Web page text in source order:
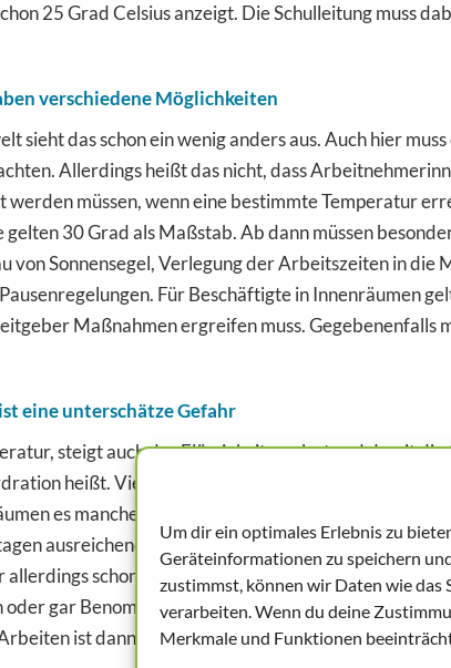
Um dir ein optimales Erlebnis zu
Geräteinformationen zu speichern
zustimmst, können wir Daten wie
verarbeiten. Wenn du deine
Merkmale und Funktionen
25 Grad Celsius anzeigt. Die Schulleitung muss
verschiedene Möglichkeiten
sieht das schon ein wenig anders aus. Auch hier
Allerdings heißt das nicht, dass
werden müssen, wenn eine bestimmte Temperatur
gelten 30 Grad als Maßstab. Ab dann müssen
von Sonnensegel, Verlegung der Arbeitszeiten in die
Für Beschäftigte in Innenräumen
Maßnahmen ergreifen muss. Gegebenenfalls
eine unterschätze Gefahr
steigt auch der Flüssigkeitsverlust und damit
heißt. Viele Menschen unterschätzen das
es manche Mitarbeiter ausreichend zu trinken.
ausreichend kühle Getränke zur Verfügung zu
schon selbst. Und das lässt sich jedoch
gar Benommenheit einsetzen, ist es allerdings
ist dann nicht mehr zu denken.